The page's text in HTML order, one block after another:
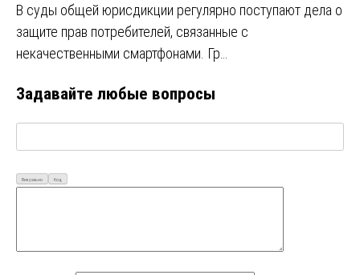
В суды общей юрисдикции регулярно поступают дела о
защите прав потребителей, связанные с
некачественными смартфонами. Гр…
Задавайте любые вопросы
Визуально Код